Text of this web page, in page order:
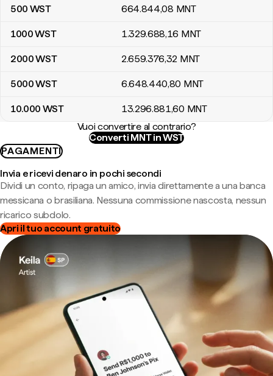
500 WST 664.844,08 MNT
1000WST 1.329.688,16 MNT
2000WST 2.659.376,32 MNT
5000WST 6.648.440,80 MNT
10.000 WST 13.296.881,60 MNT
Vuoi convertire al contrario?
Converti MNT in WST
PAGAMENTI
Invia e ricevi denaro in pochi secondi
Dividi un conto, ripaga un amico, invia direttamente a una banca
messicana o brasiliana. Nessuna commissione nascosta, nessun
ricarico subdolo.
Apri il tuo account gratuito